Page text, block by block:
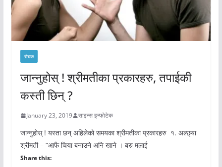
रोचक
जान्नुहोस् ! श्रीमतीका प्रकारहरु, तपाईकी
कस्ती छिन् ?
January 23, 2019 साइन्स इन्फोटेक
जान्नुहोस् ! यस्ता छन् अहिलेको समयका श्रीमतीका प्रकारहरु १. अल्छ्या
श्रीमती – “आफै चिया बनाउने अनि खाने । बरु मलाई
Share this: